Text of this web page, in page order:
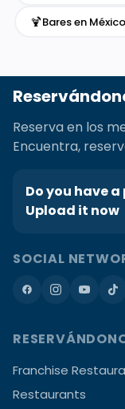
🍹Bares en México
Reserva en los
Encuentra,
Do you have a
Upload it now
SOCIAL
Franchise
Restaurants